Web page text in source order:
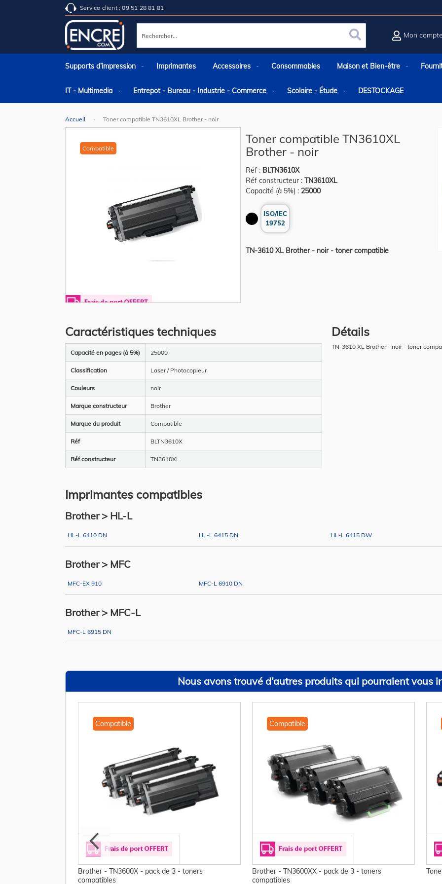
Service client : 09 51 28 81 81
Rechercher Rechercher
Mon compte
Supports d’impression Imprimantes Accessoires Consommables Maison et Bien-être
IT - Multimedia Entrepot - Bureau - Industrie - Commerce Scolaire - Étude DESTOCKAGE
Accueil
Toner compatible TN3610XL Brother - noir
beginning
of
the
images
gallery
Compatible
Toner compatible TN3610XL
Brother - noir
Réf : BLTN3610X
Réf constructeur : TN3610XL
Capacité (à 5%) : 25000
ISO/IEC
19752
TN-3610 XL Brother - noir - toner compatible
Caractéristiques techniques
d’information
Capacité en pages (à 5%) 25000
Classification Laser / Photocopieur
Couleurs noir
Marque constructeur Brother
Marque du produit Compatible
Réf BLTN3610X
Réf constructeur TN3610XL
Détails
TN-3610 XL Brother - noir - toner
Imprimantes compatibles
Brother > HL-L
HL-L 6410 DN HL-L 6415 DN HL-L 6415 DW
Brother > MFC
MFC-EX 910 MFC-L 6910 DN
Brother > MFC-L
MFC-L 6915 DN
Nous avons trouvé d’autres produits qui pourraient vous
Compatible
Brother - TN3600X - pack de 3 - toners
compatibles
Compatible
Brother - TN3600XX - pack de 3 - toners
compatibles